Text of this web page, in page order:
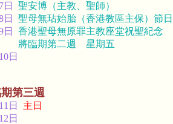
日 聖安博（主教、聖師）
日 聖母無玷始胎（香港教區主保）節日
日 香港聖母無原罪主教座堂祝聖紀念
將臨期第二週 星期五
日
第三週
日 主日
日